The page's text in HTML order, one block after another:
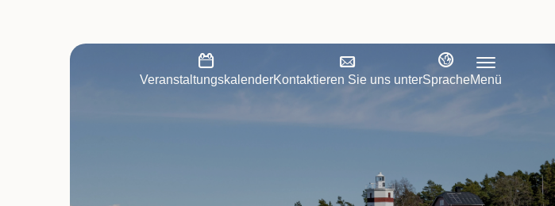
VeranstaltungskalenderKontaktieren Sie uns unterSpracheMenü